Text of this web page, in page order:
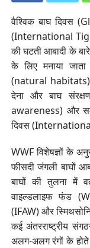
वैश्विक बाघ दिवस
(International
की घटती आबादी के
के लिए मनाया
(natural habitats)
देना और बाघ
awareness) और
दिवस
WWF विशेषज्ञों के
फीसदी जंगली बाघों
बाघों की तुलना में
वाइल्डलाइफ फंड
(IFAW) और
कई अंतरराष्ट्रीय
अलग-अलग रंगों के होते